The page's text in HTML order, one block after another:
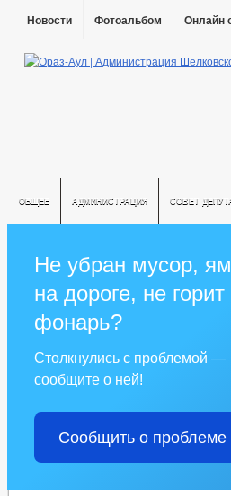
Новости Фотоальбом Онлайн
ОБЩЕЕ АДМИНИСТРАЦИЯ СОВЕТ
Не убран мусор,
на дороге, не горит
фонарь?
Столкнулись с проблемой —
сообщите о ней!
Сообщить о проблеме